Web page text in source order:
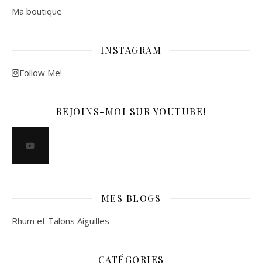
Ma boutique
INSTAGRAM
Follow Me!
REJOINS-MOI SUR YOUTUBE!
MES BLOGS
Rhum et Talons Aiguilles
CATÉGORIES